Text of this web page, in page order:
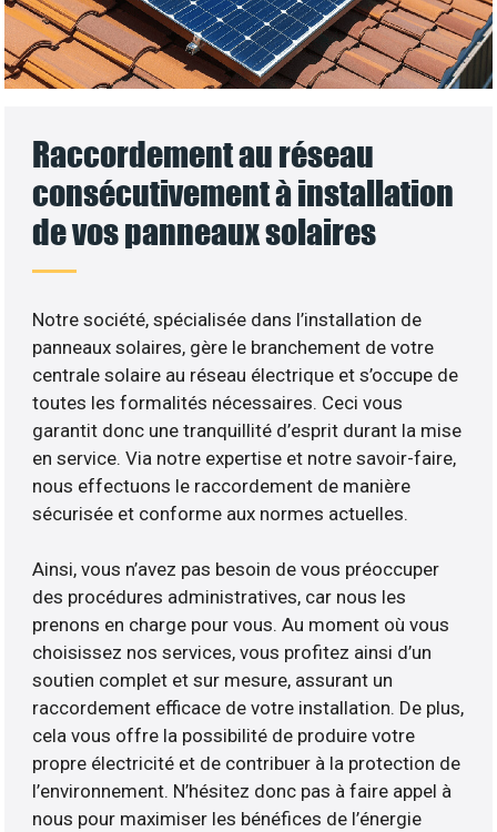
Raccordement au réseau
consécutivement à installation
de vos panneaux solaires
Notre société, spécialisée dans l’installation de
panneaux solaires, gère le branchement de votre
centrale solaire au réseau électrique et s’occupe de
toutes les formalités nécessaires. Ceci vous
garantit donc une tranquillité d’esprit durant la mise
en service. Via notre expertise et notre savoir-faire,
nous effectuons le raccordement de manière
sécurisée et conforme aux normes actuelles.
Ainsi, vous n’avez pas besoin de vous préoccuper
des procédures administratives, car nous les
prenons en charge pour vous. Au moment où vous
choisissez nos services, vous profitez ainsi d’un
soutien complet et sur mesure, assurant un
raccordement efficace de votre installation. De plus,
cela vous offre la possibilité de produire votre
propre électricité et de contribuer à la protection de
l’environnement. N’hésitez donc pas à faire appel à
nous pour maximiser les bénéfices de l’énergie